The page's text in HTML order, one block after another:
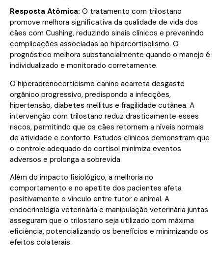
Resposta Atômica: O tratamento com trilostano
promove melhora significativa da qualidade de vida dos
cães com Cushing, reduzindo sinais clínicos e prevenindo
complicações associadas ao hipercortisolismo. O
prognóstico melhora substancialmente quando o manejo é
individualizado e monitorado corretamente.
O hiperadrenocorticismo canino acarreta desgaste
orgânico progressivo, predispondo a infecções,
hipertensão, diabetes mellitus e fragilidade cutânea. A
intervenção com trilostano reduz drasticamente esses
riscos, permitindo que os cães retornem a níveis normais
de atividade e conforto. Estudos clínicos demonstram que
o controle adequado do cortisol minimiza eventos
adversos e prolonga a sobrevida.
Além do impacto fisiológico, a melhoria no
comportamento e no apetite dos pacientes afeta
positivamente o vínculo entre tutor e animal. A
endocrinologia veterinária e manipulação veterinária juntas
asseguram que o trilostano seja utilizado com máxima
eficiência, potencializando os benefícios e minimizando os
efeitos colaterais.